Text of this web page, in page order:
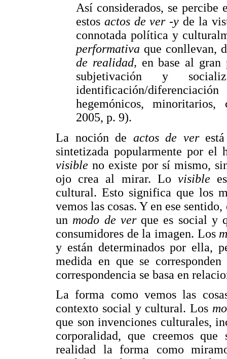
Así considerados, se percibe
estos actos de ver -yde la
connotada política y
performativaque conllevan,
de realidad, en base al gran
subjetivación y
identificación/
hegemónicos, minoritarios,
2005, p. 9).
La noción de actos de ver
sintetizada popularmente por
visibleno existe por sí mismo,
ojo crea al mirar. Lo visible
cultural. Esto significa que los
vemos las cosas. Y en ese
un modo de verque es social y
consumidores de la imagen. Los
y están determinados por ella,
medida en que se
correspondencia se basa en
La forma como vemos las
contexto social y cultural. Los
que son invenciones culturales,
corporalidad, que creemos
realidad la forma como